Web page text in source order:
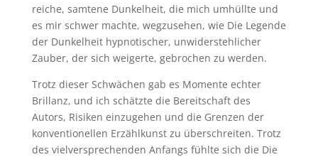
reiche, samtene Dunkelheit, die mich umhüllte und
es mir schwer machte, wegzusehen, wie Die Legende
der Dunkelheit hypnotischer, unwiderstehlicher
Zauber, der sich weigerte, gebrochen zu werden.
Trotz dieser Schwächen gab es Momente echter
Brillanz, und ich schätzte die Bereitschaft des
Autors, Risiken einzugehen und die Grenzen der
konventionellen Erzählkunst zu überschreiten. Trotz
des vielversprechenden Anfangs fühlte sich die Die